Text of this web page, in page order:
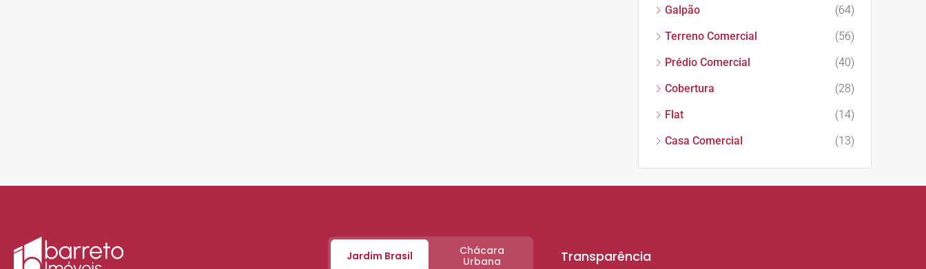
Galpão
(64)
Terreno Comercial
(56)
Prédio Comercial
(40)
Cobertura
(28)
Flat
(14)
Casa Comercial
(13)
Jardim Brasil
Chácara
Urbana
Transparência